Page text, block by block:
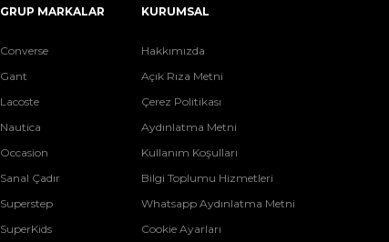
GRUP MARKALAR
Converse
Gant
Lacoste
Nautica
Occasion
Sanal Çadır
Superstep
SuperKids
KURUMSAL
Hakkımızda
Açık Rıza Metni
Çerez Politikası
Aydınlatma Metni
Kullanım Koşulları
Bilgi Toplumu Hizmetleri
Whatsapp Aydınlatma Metni
Cookie Ayarları